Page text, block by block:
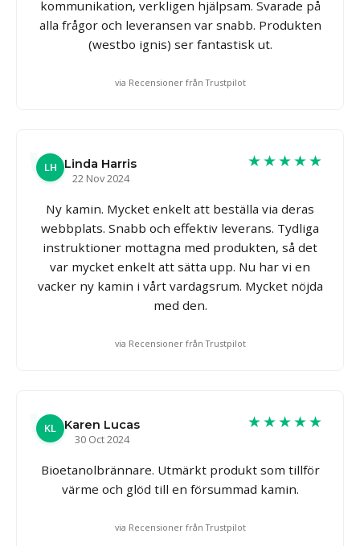
kommunikation, verkligen hjälpsam. Svarade på
alla frågor och leveransen var snabb. Produkten
(westbo ignis) ser fantastisk ut.
via Recensioner från Trustpilot
LH
Linda Harris
22 Nov 2024
★★★★★
Ny kamin. Mycket enkelt att beställa via deras
webbplats. Snabb och effektiv leverans. Tydliga
instruktioner mottagna med produkten, så det
var mycket enkelt att sätta upp. Nu har vi en
vacker ny kamin i vårt vardagsrum. Mycket nöjda
med den.
via Recensioner från Trustpilot
KL
Karen Lucas
30 Oct 2024
★★★★★
Bioetanolbrännare. Utmärkt produkt som tillför
värme och glöd till en försummad kamin.
via Recensioner från Trustpilot